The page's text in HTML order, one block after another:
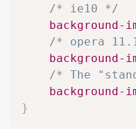
/* ie10 */
background-
/* opera
background-
/* The
background-
}